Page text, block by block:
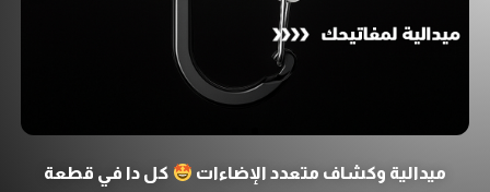
ميدالية وكشاف متعدد الإضاءات
كل دا في قطعة